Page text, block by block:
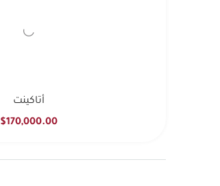
أتاكينت
$170,000.00